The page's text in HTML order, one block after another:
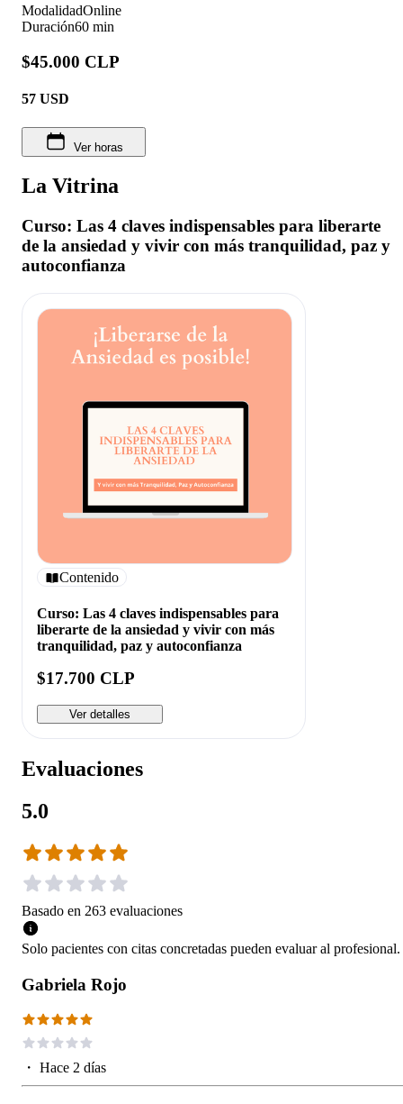
ModalidadOnline
Duración60 min
$45.000 CLP
57 USD
Ver horas
La Vitrina
Curso: Las 4 claves indispensables para liberarte
de la ansiedad y vivir con más tranquilidad, paz y
autoconfianza
Contenido
Curso: Las 4 claves indispensables para
liberarte de la ansiedad y vivir con más
tranquilidad, paz y autoconfianza
$17.700 CLP
Ver detalles
Evaluaciones
5.0
Basado en 263 evaluaciones
Solo pacientes con citas concretadas pueden evaluar al profesional.
Gabriela Rojo
・ Hace 2 días